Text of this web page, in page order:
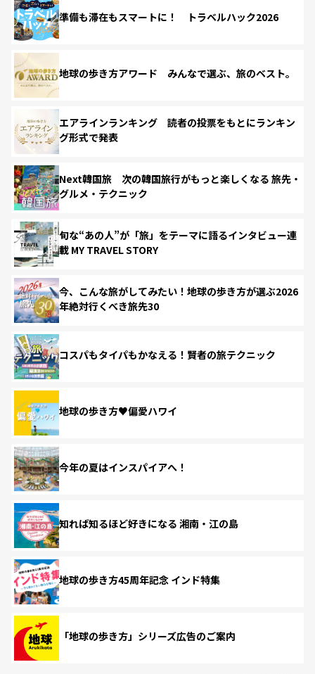
準備も滞在もスマートに！ トラベルハック2026
地球の歩き方アワード みんなで選ぶ、旅のベスト。
エアラインランキング 読者の投票をもとにランキン
グ形式で発表
Next韓国旅 次の韓国旅行がもっと楽しくなる 旅先・
グルメ・テクニック
旬な“あの人”が「旅」をテーマに語るインタビュー連
載 MY TRAVEL STORY
今、こんな旅がしてみたい！地球の歩き方が選ぶ2026
年絶対行くべき旅先30
コスパもタイパもかなえる！賢者の旅テクニック
地球の歩き方♥偏愛ハワイ
今年の夏はインスパイアへ！
知れば知るほど好きになる 湘南・江の島
地球の歩き方45周年記念 インド特集
「地球の歩き方」シリーズ広告のご案内